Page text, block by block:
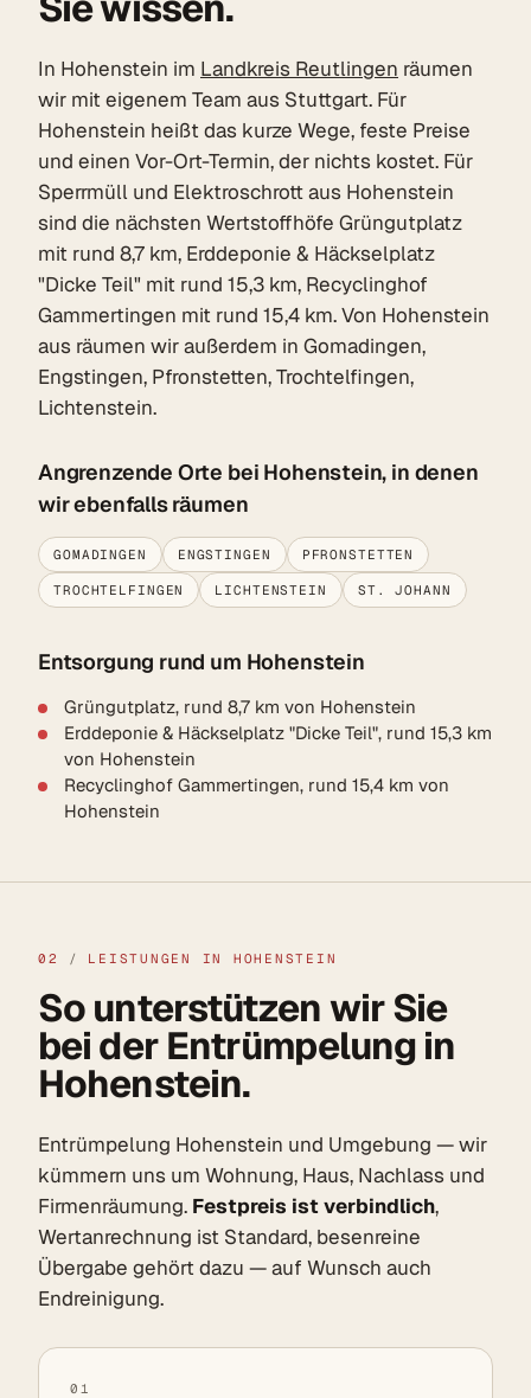
In Hohenstein im Landkreis Reutlingen räumen
wir mit eigenem Team aus Stuttgart. Für
Hohenstein heißt das kurze Wege, feste Preise
und einen Vor-Ort-Termin, der nichts kostet. Für
Sperrmüll und Elektroschrott aus Hohenstein
sind die nächsten Wertstoffhöfe Grüngutplatz
mit rund 8,7 km, Erddeponie & Häckselplatz
"Dicke Teil" mit rund 15,3 km, Recyclinghof
Gammertingen mit rund 15,4 km. Von Hohenstein
aus räumen wir außerdem in Gomadingen,
Engstingen, Pfronstetten, Trochtelfingen,
Lichtenstein.
Angrenzende Orte bei Hohenstein, in denen
wir ebenfalls räumen
GOMADINGEN ENGSTINGEN PFRONSTETTEN
TROCHTELFINGEN LICHTENSTEIN ST. JOHANN
Entsorgung rund um Hohenstein
Grüngutplatz, rund 8,7 km von Hohenstein
Erddeponie & Häckselplatz "Dicke Teil", rund 15,3 km
von Hohenstein
Recyclinghof Gammertingen, rund 15,4 km von
Hohenstein
02 / LEISTUNGEN IN HOHENSTEIN
So unterstützen wir Sie
bei der Entrümpelung in
Hohenstein.
Entrümpelung Hohenstein und Umgebung — wir
kümmern uns um Wohnung, Haus, Nachlass und
Firmenräumung. Festpreis ist verbindlich,
Wertanrechnung ist Standard, besenreine
Übergabe gehört dazu — auf Wunsch auch
Endreinigung.
01